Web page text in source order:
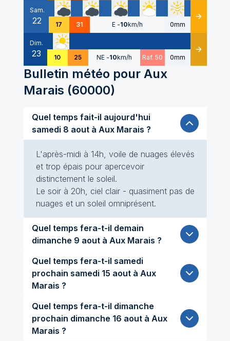
Sam.
22 17 31 E -10km/h 0mm Détails
Dim.
23 10 25 NE -10km/h Raf. 50 0mm Détails
Bulletin météo pour Aux
Marais (60000)
Quel temps fait-il aujourd'hui
samedi 8 aout à Aux Marais ?
L'après-midi à 14h, voile de nuages élevés
et trop épais pour apercevoir
distinctement le soleil.
Le soir à 20h, ciel clair - quasiment pas de
nuages et un soleil omniprésent.
Quel temps fera-t-il demain
dimanche 9 aout à Aux Marais ?
Quel temps fera-t-il samedi
prochain samedi 15 aout à Aux
Marais ?
Quel temps fera-t-il dimanche
prochain dimanche 16 aout à Aux
Marais ?